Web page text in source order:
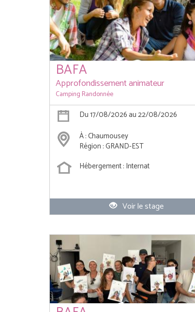
BAFA
Approfondissement animateur
Camping Randonnée
Du 17/08/2026 au 22/08/2026
À : Chaumousey
Région : GRAND-EST
Hébergement : Internat
Voir le stage